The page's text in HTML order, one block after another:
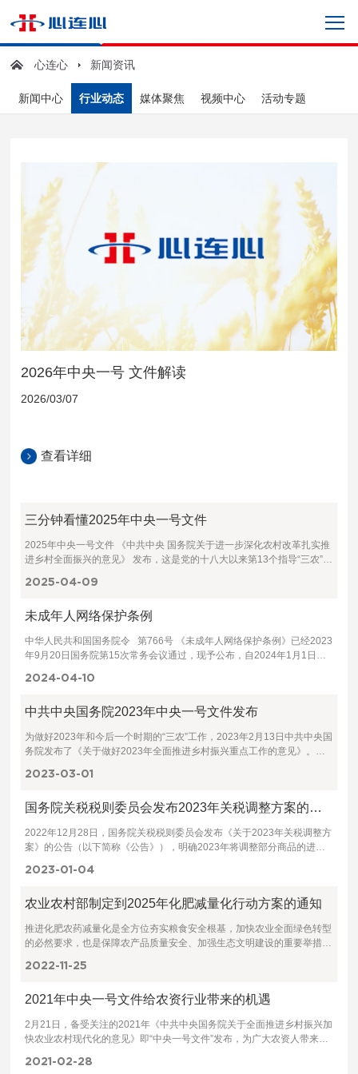
心连心 新闻资讯
新闻中心 行业动态 媒体聚焦 视频中心 活动专题
2026年中央一号 文件解读
2026/03/07
查看详细
三分钟看懂2025年中央一号文件
2025年中央一号文件 《中共中央 国务院关于进一步深化农村改革扎实推
进乡村全面振兴的意见》 发布，这是党的十八大以来第13个指导“三农”工
09
2025-04
未成年人网络保护条例
中华人民共和国国务院令 第766号 《未成年人网络保护条例》已经2023
年9月20日国务院第15次常务会议通过，现予公布，自2024年1月1日起
第一条 为了营造有利于未成年人身心健康的网络环境，保障未成年人合
络安全法》、《中华人民共和国个人信息保护法》等法律，制定本条例。
主义核心价值观为引领，坚
10
2024-04
中共中央国务院2023年中央一号文件发布
为做好2023年和今后一个时期的“三农”工作，2023年2月13日中共中央国
务院发布了《关于做好2023年全面推进乡村振兴重点工作的意见》。这
01
2023-03
国务院关税税则委员会发布2023年关税调整方案的通知
2022年12月28日，国务院关税税则委员会发布《关于2023年关税调整方
案》的公告（以下简称《公告》），明确2023年将调整部分商品的进出
品（不含关税配额商品）实施进口暂定税率。其中对纯氯化钾、其他氯化
实施零关税；对7项煤炭产品的进口实施暂定零税率，实施至2023年3月
烟煤、炼焦煤、未制成型的褐煤、
04
2023-01
农业农村部制定到2025年化肥减量化行动方案的通知
推进化肥农药减量化是全方位夯实粮食安全根基，加快农业全面绿色转型
的必然要求，也是保障农产品质量安全、加强生态文明建设的重要举措。
定了《到
25
2022-11
2021年中央一号文件给农资行业带来的机遇
2月21日，备受关注的2021年《中共中央国务院关于全面推进乡村振兴加
快农业农村现代化的意见》即“中央一号文件”发布，为广大农资人带来哪
28
2021-02